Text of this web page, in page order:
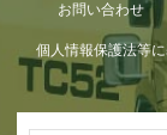
お問い合わせ
個人情報保護法等